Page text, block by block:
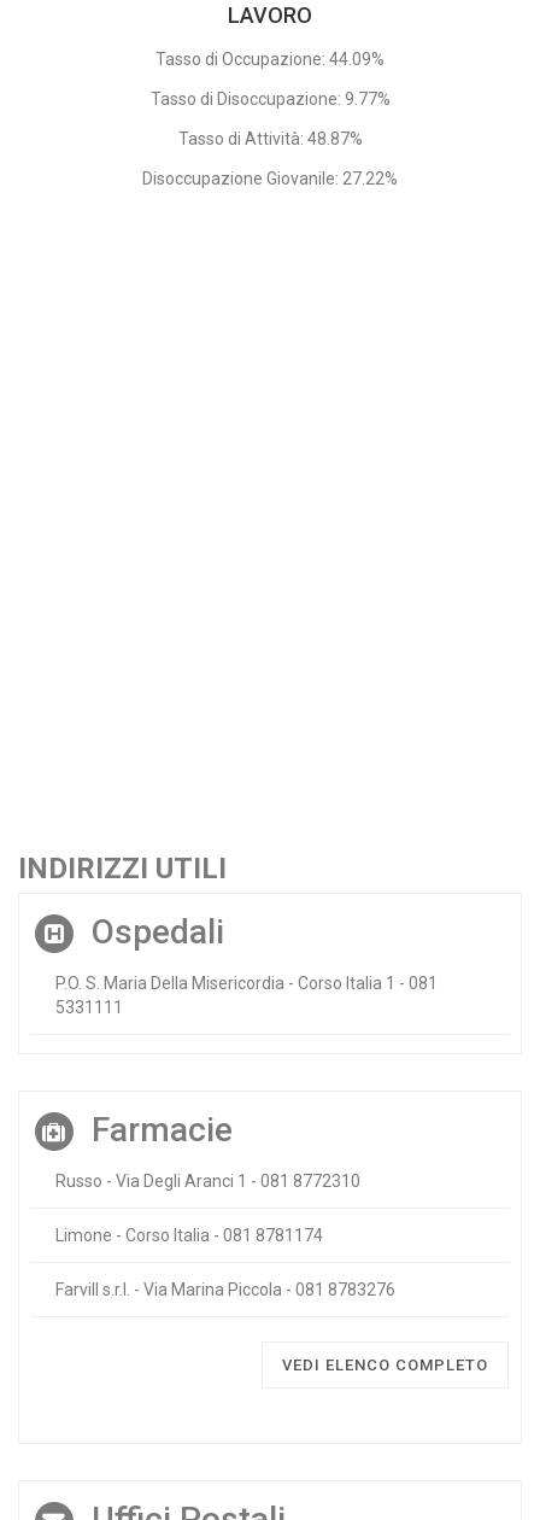
LAVORO
Tasso di Occupazione: 44.09%
Tasso di Disoccupazione: 9.77%
Tasso di Attività: 48.87%
Disoccupazione Giovanile: 27.22%
INDIRIZZI UTILI
Ospedali
P.O. S. Maria Della Misericordia - Corso Italia 1 - 081
5331111
Farmacie
Russo - Via Degli Aranci 1 - 081 8772310
Limone - Corso Italia - 081 8781174
Farvill s.r.l. - Via Marina Piccola - 081 8783276
VEDI ELENCO COMPLETO